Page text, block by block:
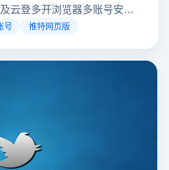
云登多开浏览器多账号安全
效运营。
号 推特网页版